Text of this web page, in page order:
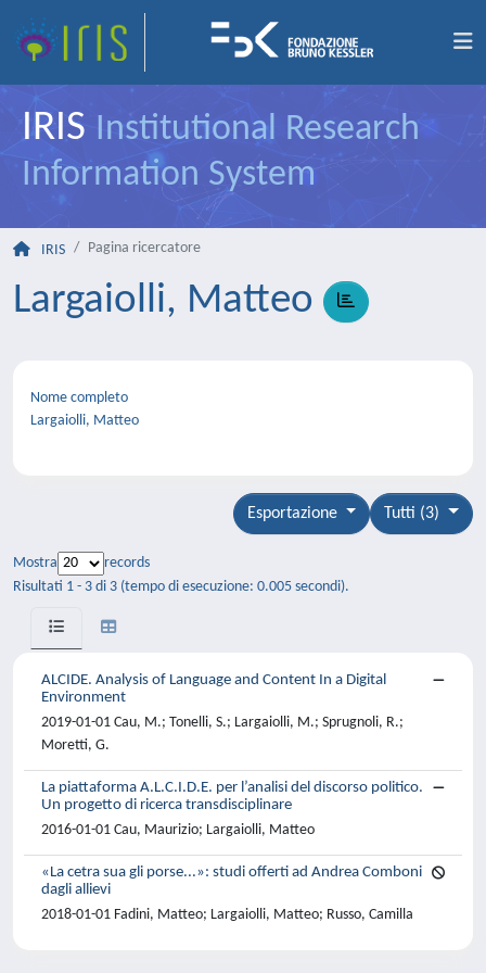
IRIS Institutional Research
Information System
IRIS Pagina ricercatore
Largaiolli, Matteo
Nome completo
Largaiolli, Matteo
Tutti (3)
Esportazione
Mostra
records
Risultati 1 - 3 di 3 (tempo di esecuzione: 0.005 secondi).
ALCIDE. Analysis of Language and Content In a Digital
Environment
2019-01-01 Cau, M.; Tonelli, S.; Largaiolli, M.; Sprugnoli, R.;
Moretti, G.
La piattaforma A.L.C.I.D.E. per l’analisi del discorso politico.
Un progetto di ricerca transdisciplinare
2016-01-01 Cau, Maurizio; Largaiolli, Matteo
«La cetra sua gli porse...»: studi offerti ad Andrea Comboni
dagli allievi
2018-01-01 Fadini, Matteo; Largaiolli, Matteo; Russo, Camilla